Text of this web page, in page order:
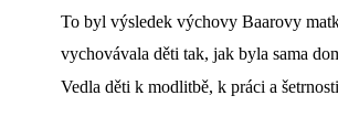
To byl výsledek výchovy Baarovy
vychovávala děti tak, jak byla sama
Vedla děti k modlitbě, k práci a